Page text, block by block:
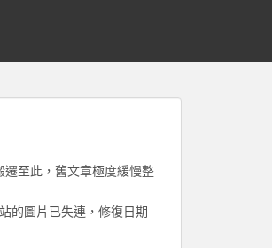
遷至此，舊文章極度緩慢整
的圖片已失連，修復日期